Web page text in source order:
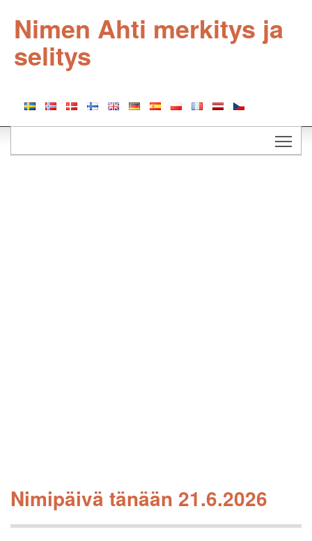
Nimen Ahti merkitys ja
selitys
Nimipäivä tänään 21.6.2026